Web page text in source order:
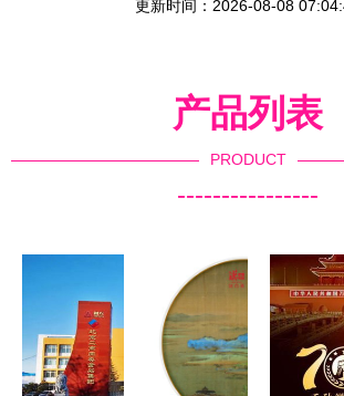
更新时间：2026-08-08
产品列表
PRODUCT
----------------